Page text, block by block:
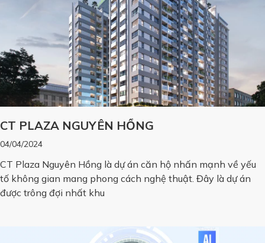
CT PLAZA NGUYÊN HỒNG
04/04/2024
CT Plaza Nguyên Hồng là dự án căn hộ nhấn mạnh về yếu
tố không gian mang phong cách nghệ thuật. Đây là dự án
được trông đợi nhất khu